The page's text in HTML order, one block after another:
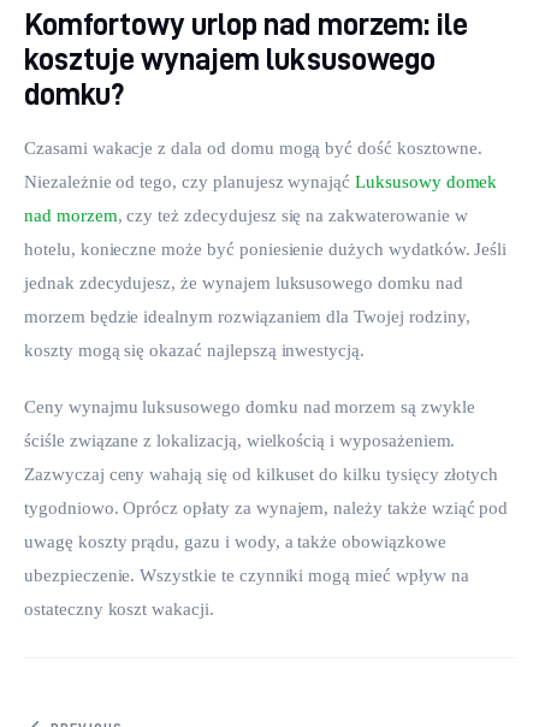
Komfortowy urlop nad morzem: ile
kosztuje wynajem luksusowego
domku?
Czasami wakacje z dala od domu mogą być dość kosztowne.
Niezależnie od tego, czy planujesz wynająć Luksusowy domek
nad morzem, czy też zdecydujesz się na zakwaterowanie w
hotelu, konieczne może być poniesienie dużych wydatków. Jeśli
jednak zdecydujesz, że wynajem luksusowego domku nad
morzem będzie idealnym rozwiązaniem dla Twojej rodziny,
koszty mogą się okazać najlepszą inwestycją.
Ceny wynajmu luksusowego domku nad morzem są zwykle
ściśle związane z lokalizacją, wielkością i wyposażeniem.
Zazwyczaj ceny wahają się od kilkuset do kilku tysięcy złotych
tygodniowo. Oprócz opłaty za wynajem, należy także wziąć pod
uwagę koszty prądu, gazu i wody, a także obowiązkowe
ubezpieczenie. Wszystkie te czynniki mogą mieć wpływ na
ostateczny koszt wakacji.